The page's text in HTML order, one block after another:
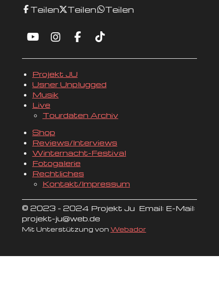
Teilen Teilen Teilen
Y
u
T
u
b
e
I
s
t
a
g
r
m
F
c
e
b
o
T
k
o
k
Projekt JU
Usner Unplugged
Musik
Live
Tourdaten Archiv
Shop
Reviews/Interviews
Winternacht-Festival
Fotogalerie
Rechtliches
Kontakt/Impressum
© 2023 - 2024 Projekt Ju Email: E-Mail:
projekt-ju@web.de
Mit Unterstützung von Webador